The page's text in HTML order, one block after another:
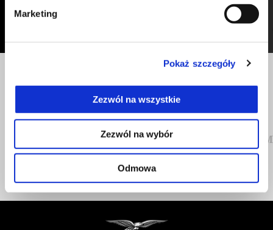
Marketing
Pokaż szczegóły
Zezwól na wszystkie
Zezwól na wybór
Odmowa
CLASSIC POLO